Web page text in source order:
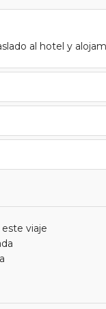
al hotel y
viaje